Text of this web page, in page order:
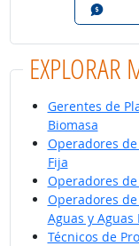
EXPLORAR
Gerentes de
Biomasa
Operadores
Fija
Operadores
Operadores
Aguas y Aguas
Técnicos de